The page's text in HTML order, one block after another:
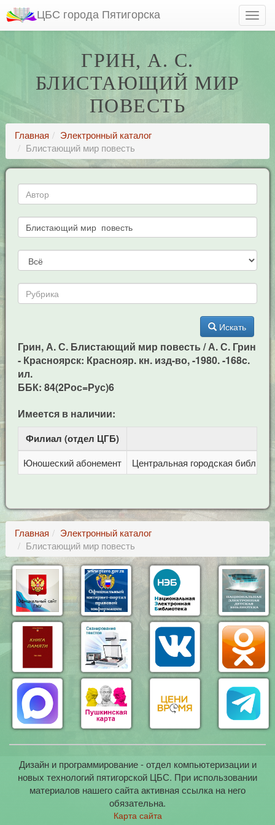
ЦБС города Пятигорска
ГРИН, А. С.
БЛИСТАЮЩИЙ МИР
ПОВЕСТЬ
Главная
Электронный каталог
Блистающий мир повесть
Искать
Грин, А. С. Блистающий мир повесть / А. С. Грин
- Красноярск: Краснояр. кн. изд-во, -1980. -168c.
ил.
ББК: 84(2Рос=Рус)6
Имеется в наличии:
Филиал (отдел ЦГБ)
Юношеский абонемент Центральная городская
Главная
Электронный каталог
Блистающий мир повесть
Дизайн и программирование - отдел компьютеризации и
новых технологий пятигорской ЦБС. При использовании
материалов нашего сайта активная ссылка на него
обязательна.
Карта сайта